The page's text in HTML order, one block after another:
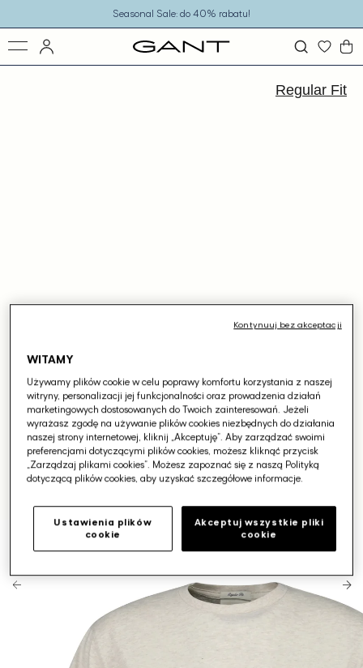
Seasonal Sale: do 40% rabatu!
Regular Fit
Otwórz
media
WITAMY
Używamy plików cookie w celu poprawy komfortu korzystania z naszej
witryny, personalizacji jej funkcjonalności oraz prowadzenia działań
marketingowych dostosowanych do Twoich zainteresowań. Jeżeli
wyrażasz zgodę na używanie plików cookies niezbędnych do działania
naszej strony internetowej, kliknij „Akceptuję”. Aby zarządzać swoimi
preferencjami dotyczącymi plików cookies, możesz kliknąć przycisk
„Zarządzaj plikami cookies”. Możesz zapoznać się z naszą Polityką
dotyczącą plików cookies, aby uzyskać szczegółowe informacje.
Ustawienia plików
cookie
Akceptuj wszystkie pliki
cookie
Kontynuuj bez akceptacji